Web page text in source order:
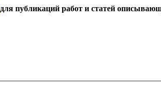
для публикаций работ и статей